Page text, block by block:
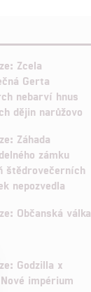
Zcela
Gerta
nebarví hnus
dějin narůžovo
Záhada
zámku
štědrovečerních
nepozvedla
Občanská válka
Godzilla x
Nové impérium